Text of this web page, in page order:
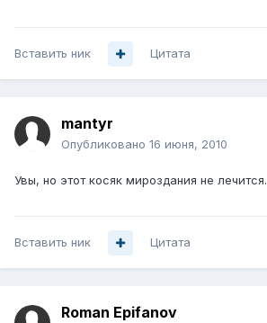
Вставить ник Цитата
mantyr
Опубликовано 16 июня, 2010
Увы, но этот косяк мироздания не лечится.
Вставить ник Цитата
Roman Epifanov